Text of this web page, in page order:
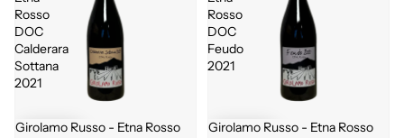
Rosso
DOC
Calderara
Sottana
2021
Girolamo Russo - Etna Rosso
Rosso
DOC
Feudo
2021
Girolamo Russo - Etna Rosso